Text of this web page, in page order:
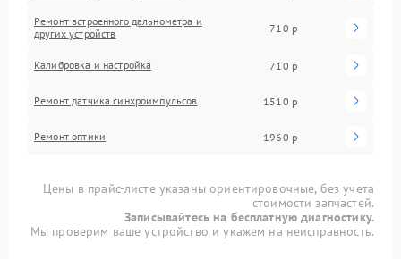
Ремонт встроенного дальнометра и
других устройств
710 р
Калибровка и настройка 710 р
Ремонт датчика синхроимпульсов 1510 р
Ремонт оптики 1960 р
Цены в прайс-листе указаны ориентировочные, без учета
стоимости запчастей.
Записывайтесь на бесплатную диагностику.
Мы проверим ваше устройство и укажем на неисправность.